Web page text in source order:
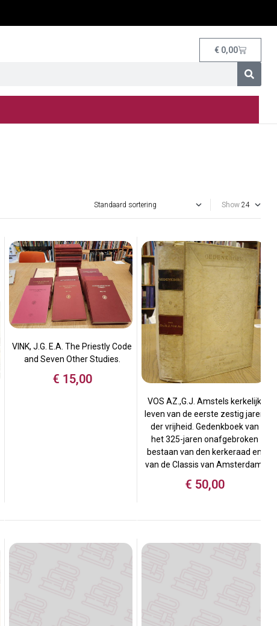
€ 0,00
Show
VINK, J.G. E.A. The Priestly Code
and Seven Other Studies.
€ 15,00
VOS AZ.,G.J. Amstels kerkelijk
leven van de eerste zestig jaren
der vrijheid. Gedenkboek van
het 325-jaren onafgebroken
bestaan van den kerkeraad en
van de Classis van Amsterdam.
€ 50,00